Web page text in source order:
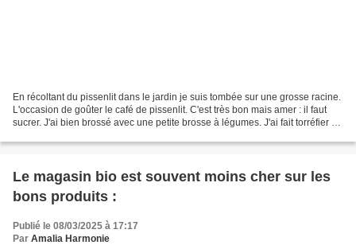
En récoltant du pissenlit dans le jardin je suis tombée sur une grosse racine.
L'occasion de goûter le café de pissenlit. C'est très bon mais amer : il faut
sucrer. J'ai bien brossé avec une petite brosse à légumes. J'ai fait torréfier au
Le magasin bio est souvent moins cher sur les
bons produits :
Publié le 08/03/2025 à 17:17
Par Amalia Harmonie